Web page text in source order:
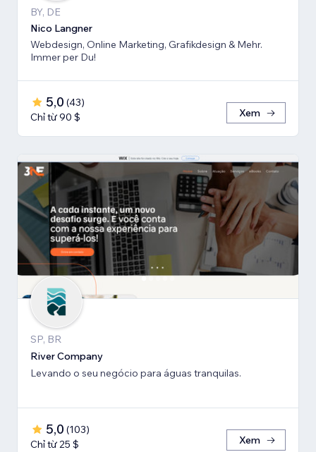
BY, DE
Nico Langner
Webdesign, Online Marketing, Grafikdesign & Mehr.
Immer per Du!
5,0 (43)
Chỉ từ 90 $
Xem
SP, BR
River Company
Levando o seu negócio para águas tranquilas.
5,0 (103)
Chỉ từ 25 $
Xem